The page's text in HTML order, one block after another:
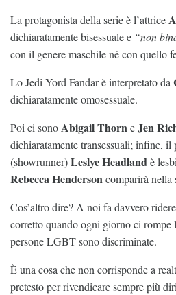
La protagonista della serie è l’attrice
dichiaratamente bisessuale e “non
con il genere maschile né con quello
Lo Jedi Yord Fandar è interpretato da
dichiaratamente omosessuale.
Poi ci sonoAbigail ThorneJen
dichiaratamente transessuali; infine, il
(showrunner)Leslye Headlandè
Rebecca Hendersoncomparirà nella
Cos’altro dire? A noi fa davvero
corretto quando ogni giorno ci rompe
persone LGBT sono discriminate.
È una cosa che non corrisponde a
pretesto per rivendicare sempre più